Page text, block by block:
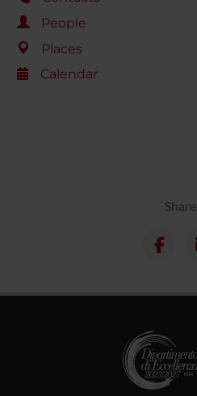
People
Places
Calendar
Share